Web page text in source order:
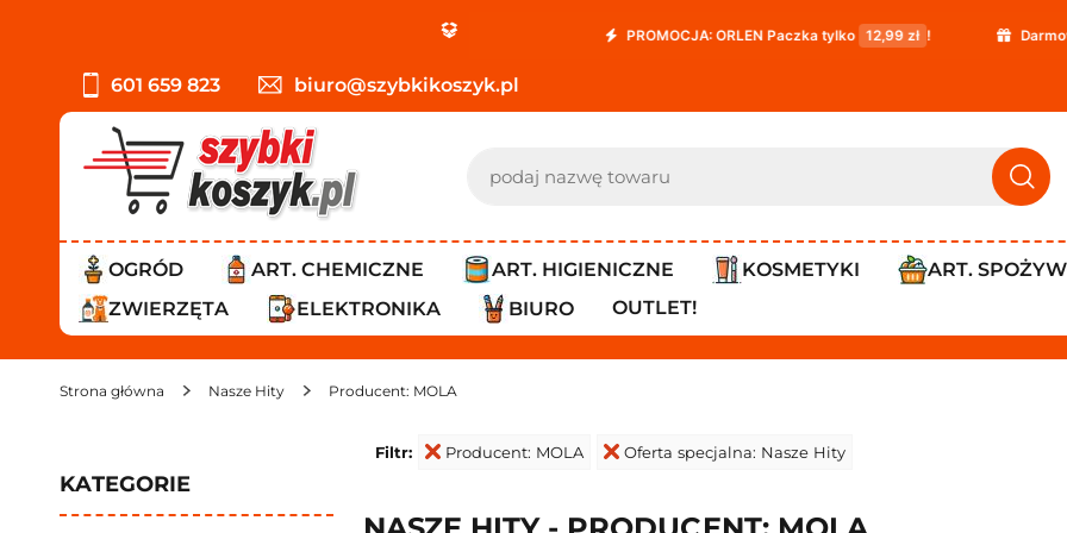
PROMOCJA: ORLEN Paczka tylko 12,99 zł ! Darmowa
601 659 823 biuro@szybkikoszyk.pl
OGRÓD ART. CHEMICZNE ART. HIGIENICZNE KOSMETYKI ART.
ZWIERZĘTA
ELEKTRONIKA BIURO OUTLET!
Strona główna Nasze Hity Producent: MOLA
KATEGORIE
Filtr: Producent: MOLA Oferta specjalna: Nasze Hity